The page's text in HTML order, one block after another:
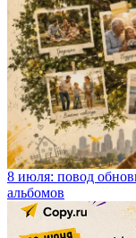
8 июля: повод
альбомов